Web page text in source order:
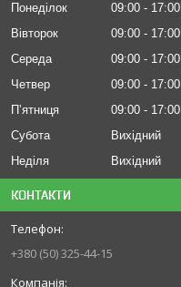
Понеділок 09:00
17:00
Вівторок
09:00
17:00
Середа
09:00
17:00
Четвер
09:00
17:00
Пʼятниця
09:00
17:00
Субота
Вихідний
Неділя
Вихідний
КОНТАКТИ
+380 (50) 325-44-15